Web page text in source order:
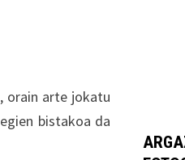
orain arte jokatu
bistakoa da